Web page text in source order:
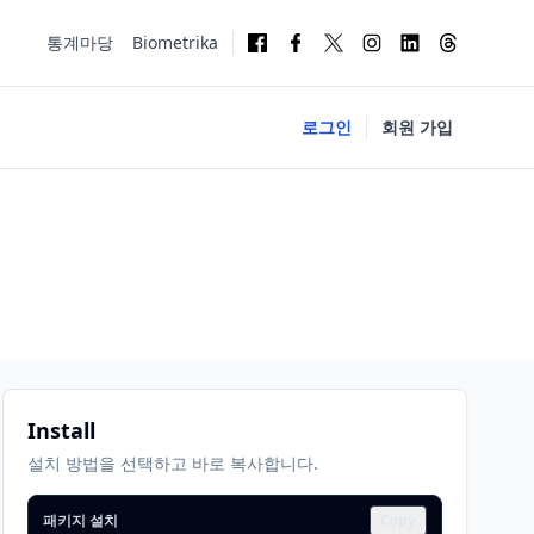
통계마당 Biometrika
로그인 회원 가입
Install
설치 방법을 선택하고 바로 복사합니다.
패키지 설치